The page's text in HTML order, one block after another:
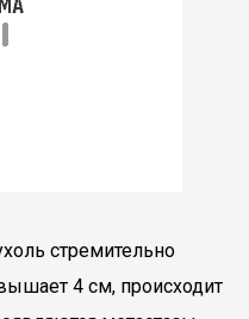
стремительно
4 см, происходит